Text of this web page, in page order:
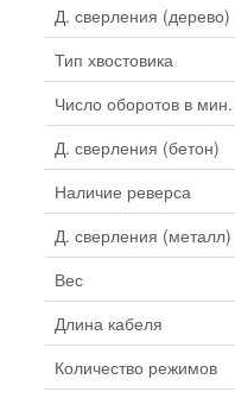
Д. сверления (дерево)
Тип хвостовика
Число оборотов в мин.
Д. сверления (бетон)
Наличие реверса
Д. сверления (металл)
Вес
Длина кабеля
Количество режимов